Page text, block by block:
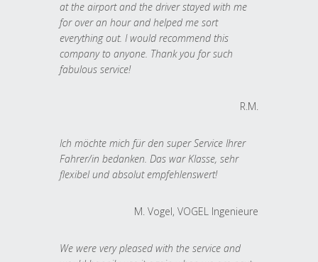
at the airport and the driver stayed with me
for over an hour and helped me sort
everything out. I would recommend this
company to anyone. Thank you for such
fabulous service!
R.M.
Ich möchte mich für den super Service Ihrer
Fahrer/in bedanken. Das war Klasse, sehr
flexibel und absolut empfehlenswert!
M. Vogel, VOGEL Ingenieure
We were very pleased with the service and